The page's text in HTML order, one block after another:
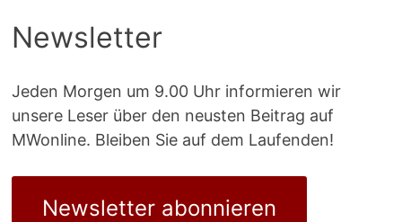
Newsletter
Jeden Morgen um 9.00 Uhr informieren wir
unsere Leser über den neusten Beitrag auf
MWonline. Bleiben Sie auf dem Laufenden!
Newsletter abonnieren